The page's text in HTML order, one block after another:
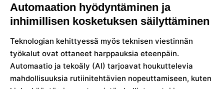
Automaation hyödyntäminen ja
inhimillisen kosketuksen säilyttäminen
Teknologian kehittyessä myös teknisen viestinnän
työkalut ovat ottaneet harppauksia eteenpäin.
Automaatio ja tekoäly (AI) tarjoavat houkuttelevia
mahdollisuuksia rutiinitehtävien nopeuttamiseen, kuten